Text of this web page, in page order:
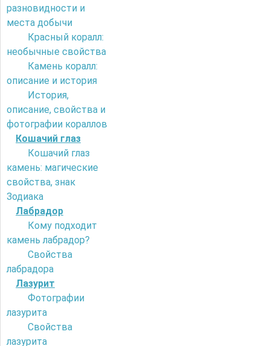
разновидности и
места добычи
Красный коралл:
необычные свойства
Камень коралл:
описание и история
История,
описание, свойства и
фотографии кораллов
Кошачий глаз
Кошачий глаз
камень: магические
свойства, знак
Зодиака
Лабрадор
Кому подходит
камень лабрадор?
Свойства
лабрадора
Лазурит
Фотографии
лазурита
Свойства
лазурита